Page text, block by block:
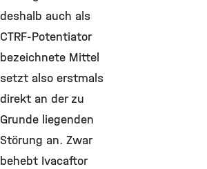
deshalb auch als
CTRF-Potentiator
bezeichnete Mittel
setzt also erstmals
direkt an der zu
Grunde liegenden
Störung an. Zwar
behebt Ivacaftor